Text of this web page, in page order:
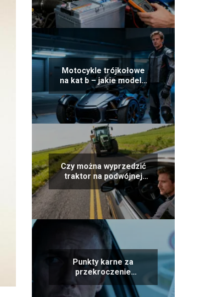
Motocykle trójkołowe
na kat b – jakie modele
można prowadzić?
Czy można wyprzedzić
traktor na podwójnej
ciągłej?
Punkty karne za
przekroczenie
prędkości – aktualny
taryfikator